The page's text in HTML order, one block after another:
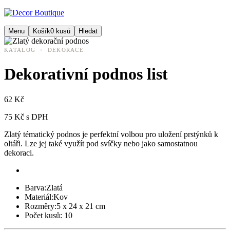
Menu Košík0 kusů Hledat
KATALOG › DEKORACE
Dekorativní podnos list
62 Kč
75 Kč s DPH
Zlatý tématický podnos je perfektní volbou pro uložení prstýnků k
oltáři. Lze jej také využít pod svíčky nebo jako samostatnou
dekoraci.
Barva:Zlatá
Materiál:Kov
Rozměry:5 x 24 x 21 cm
Počet kusů: 10